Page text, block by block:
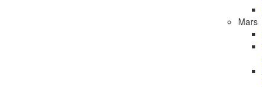
Mars